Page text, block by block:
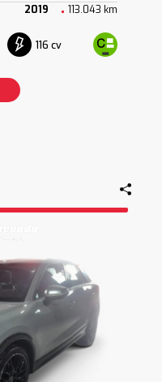
2019 113.043 km
116 cv